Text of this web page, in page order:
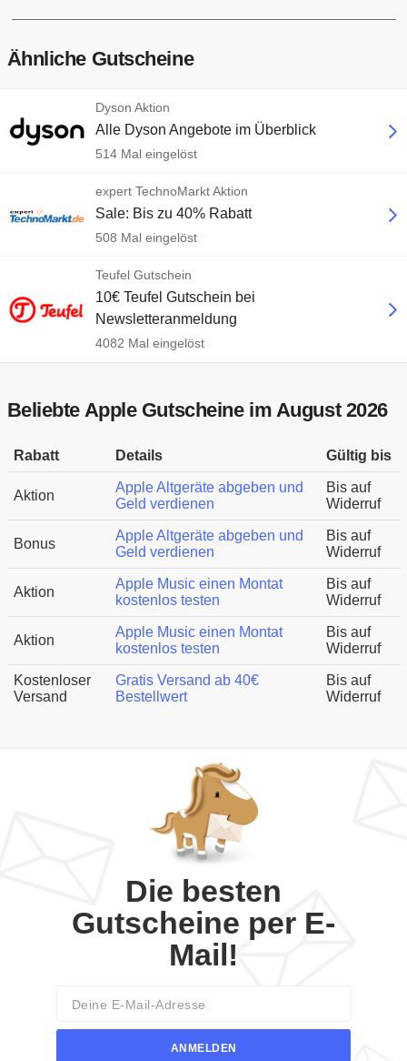
Ähnliche Gutscheine
Dyson Aktion
Alle Dyson Angebote im Überblick
514 Mal eingelöst
expert TechnoMarkt Aktion
Sale: Bis zu 40% Rabatt
508 Mal eingelöst
Teufel Gutschein
10€ Teufel Gutschein bei
Newsletteranmeldung
4082 Mal eingelöst
Beliebte Apple Gutscheine im August 2026
Rabatt Details Gültig bis
Aktion
Apple Altgeräte abgeben und
Geld verdienen
Bis auf
Widerruf
Bonus
Apple Altgeräte abgeben und
Geld verdienen
Bis auf
Widerruf
Aktion
Apple Music einen Montat
kostenlos testen
Bis auf
Widerruf
Aktion
Apple Music einen Montat
kostenlos testen
Bis auf
Widerruf
Kostenloser
Versand
Gratis Versand ab 40€
Bestellwert
Bis auf
Widerruf
Die besten
Gutscheine per E-
Mail!
ANMELDEN